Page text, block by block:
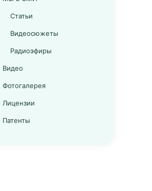
Статьи
Видеосюжеты
Радиоэфиры
Видео
Фотогалерея
Лицензии
Патенты